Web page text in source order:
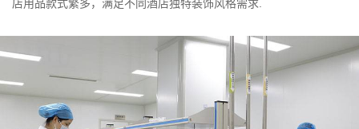
店用品款式繁多，满足不同酒店独特装饰风格需求.
08-31
什么是独立站？如何给外贸独立站引流推广？